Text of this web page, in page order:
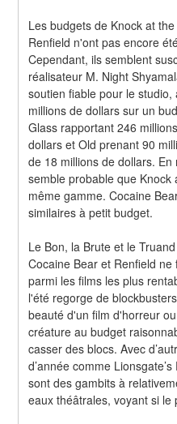
Les budgets de Knock at
Renfield n'ont pas encore
Cependant, ils semblent
réalisateur M. Night
soutien fiable pour le
millions de dollars sur un
Glass rapportant 246
dollars et Old prenant 90
de 18 millions de dollars.
semble probable que
même gamme. Cocaine
similaires à petit budget.
Le Bon, la Brute et le
Cocaine Bear et Renfield
parmi les films les plus
l'été regorge de
beauté d'un film d'horreur
créature au budget
casser des blocs. Avec
d’année comme
sont des gambits à
eaux théâtrales, voyant si le